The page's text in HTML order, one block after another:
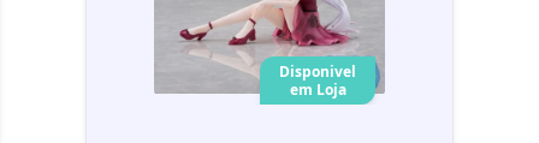
Disponivel
em Loja